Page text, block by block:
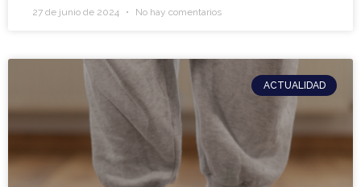
27 de junio de 2024 No hay comentarios
ACTUALIDAD